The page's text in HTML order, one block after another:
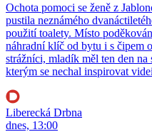
Ochota pomoci se ženě z
pustila neznámého
použití toalety. Místo
náhradní klíč od bytu i s čipem
strážníci, mladík měl ten den
kterým se nechal inspirovat
Liberecká Drbna
dnes, 13:00